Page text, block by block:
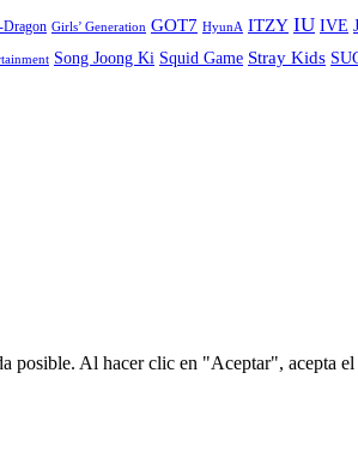
Dragon Girls’ Generation GOT7 HyunA ITZY IU IVE
Song Joong Ki Squid Game Stray Kids
posible. Al hacer clic en "Aceptar", acepta